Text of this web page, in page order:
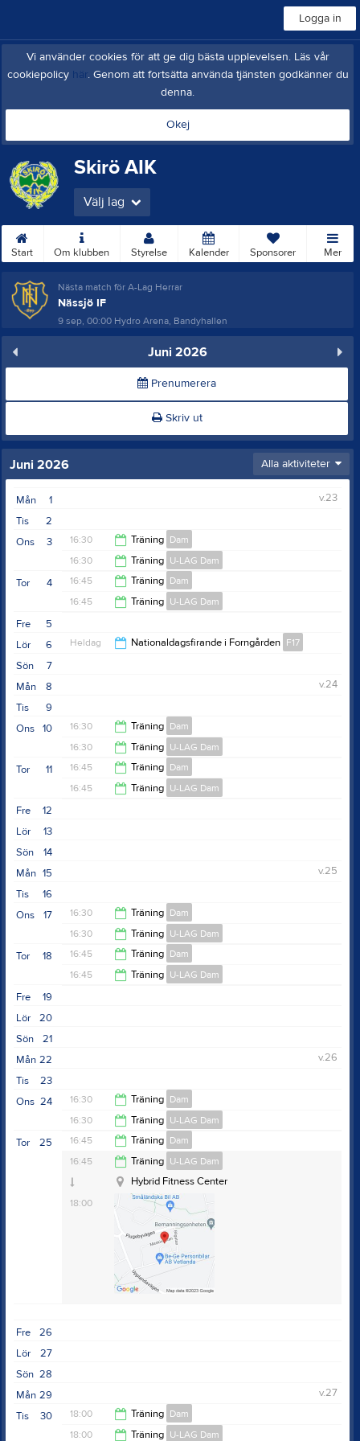
Logga in
Vi använder cookies för att ge dig bästa upplevelsen. Läs vår
cookiepolicy här. Genom att fortsätta använda tjänsten godkänner du
denna.
Okej
Skirö AIK
Välj lag
Start Om klubben Styrelse Kalender Sponsorer Mer
Nästa match för A-Lag Herrar
Nässjö IF
9 sep, 00:00 Hydro Arena, Bandyhallen
Juni 2026
Prenumerera
Skriv ut
Juni 2026 Alla aktiviteter
1
Mån
v.23
2
Tis
3
Ons 16:30 Träning Dam
18:00
16:30 Träning U-LAG Dam
18:00
4
Tor 16:45 Träning Dam
16:45 Träning U-LAG Dam
18:00
5
Fre
6
Lör Heldag Nationaldagsfirande i Forngården F17
7
Sön
8
Mån
v.24
9
Tis
10
Ons 16:30 Träning Dam
18:00
16:30 Träning U-LAG Dam
18:00
11
Tor 16:45 Träning Dam
16:45 Träning U-LAG Dam
12
Fre
13
Lör
14
Sön
15
Mån
v.25
16
Tis
17
Ons 16:30 Träning Dam
18:00
16:30 Träning U-LAG Dam
18:00
18
Tor 16:45 Träning Dam
16:45 Träning U-LAG Dam
19
Fre
20
Lör
21
Sön
22
Mån
v.26
23
Tis
24
Ons 16:30 Träning Dam
18:00
16:30 Träning U-LAG Dam
18:00
25
Tor 16:45 Träning Dam
17:45
Hybrid Fitness Center
16:45 Träning U-LAG Dam
18:00
Hybrid Fitness Center
26
Fre
27
Lör
28
Sön
29
Mån
v.27
30
Tis 18:00 Träning Dam
18:00
Träning U-LAG Dam